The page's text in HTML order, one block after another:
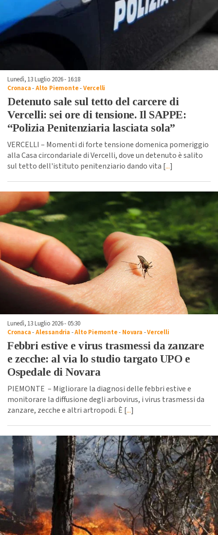
Lunedì, 13 Luglio 2026 - 16:18
Cronaca-Alto Piemonte-Vercelli
Detenuto sale sul tetto del carcere di
Vercelli: sei ore di tensione. Il SAPPE:
“Polizia Penitenziaria lasciata sola”
VERCELLI – Momenti di forte tensione domenica pomeriggio
alla Casa circondariale di Vercelli, dove un detenuto è salito
sul tetto dell'istituto penitenziario dando vita [...]
Lunedì, 13 Luglio 2026 - 05:30
Cronaca-Alessandria -Alto Piemonte- Novara -Vercelli
Febbri estive e virus trasmessi da zanzare
e zecche: al via lo studio targato UPO e
Ospedale di Novara
PIEMONTE – Migliorare la diagnosi delle febbri estive e
monitorare la diffusione degli arbovirus, i virus trasmessi da
zanzare, zecche e altri artropodi. È [...]